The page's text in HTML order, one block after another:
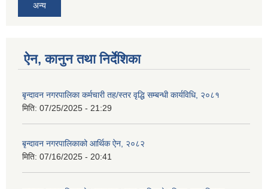
अन्य
ऐन, कानुन तथा निर्देशिका
बृन्दावन नगरपालिका कर्मचारी तह/स्तर वृद्धि सम्बन्धी कार्यविधि, २०८१
मिति: 07/25/2025 - 21:29
बृन्दावन नगरपालिकाको आर्थिक ऐन, २०८२
मिति: 07/16/2025 - 20:41